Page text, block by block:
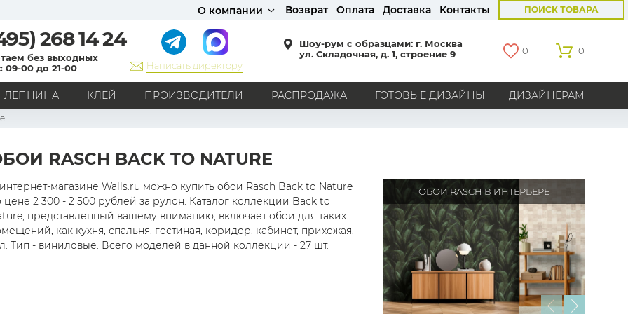
О компании Возврат Оплата Доставка Контакты ПОИСК ТОВАРА
268 14 24
без выходных
09-00 до 21-00
Написать директору
Шоу-рум с образцами: г. Москва
ул. Складочная, д. 1, строение 9
0 0
ЛЕПНИНА КЛЕЙ ПРОИЗВОДИТЕЛИ РАСПРОДАЖА ГОТОВЫЕ ДИЗАЙНЫ ДИЗАЙНЕРАМ
Классика
Английский стиль
Скандинавский стиль
Японский стиль Все стили
РИСУНОК
Граффити
Карта мира Книги
Под кирпич
С надписями
Однотонные
БРЕНДЫ
Marburg
Loymina Milassa Aura
York
Andrea Rossi
Bernardo Bartalucci
KT-Exclusive Baoqili
AS Creation
Распродажа остатков
Grandeco
RASCH BACK TO NATURE
ОБОИ RASCH В ИНТЕРЬЕРЕ
магазине Walls.ru можно купить обои Rasch Back to Nature
цене 2 300 - 2 500 рублей за рулон. Каталог коллекции Back to
представленный вашему вниманию, включает обои для таких
как кухня, спальня, гостиная, коридор, кабинет, прихожая,
Тип - виниловые. Всего моделей в данной коллекции - 27 шт.